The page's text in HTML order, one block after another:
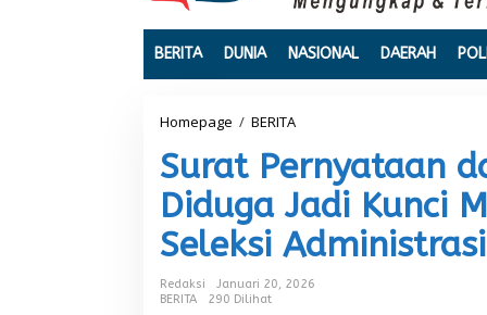
BERITA DUNIA NASIONAL DAERAH
Homepage / BERITA
r
a
P
e
r
n
Surat Pernyataan
Diduga Jadi Kunci
Seleksi
Redaksi
Januari 20, 2026
BERITA
290 Dilihat